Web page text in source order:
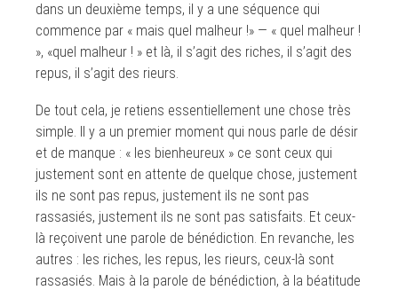
dans un deuxième temps, il y a une séquence qui
commence par « mais quel malheur !» — « quel malheur !
», «quel malheur ! » et là, il s’agit des riches, il s’agit des
repus, il s’agit des rieurs.
De tout cela, je retiens essentiellement une chose très
simple. Il y a un premier moment qui nous parle de désir
et de manque : « les bienheureux » ce sont ceux qui
justement sont en attente de quelque chose, justement
ils ne sont pas repus, justement ils ne sont pas
rassasiés, justement ils ne sont pas satisfaits. Et ceux-
là reçoivent une parole de bénédiction. En revanche, les
autres : les riches, les repus, les rieurs, ceux-là sont
rassasiés. Mais à la parole de bénédiction, à la béatitude